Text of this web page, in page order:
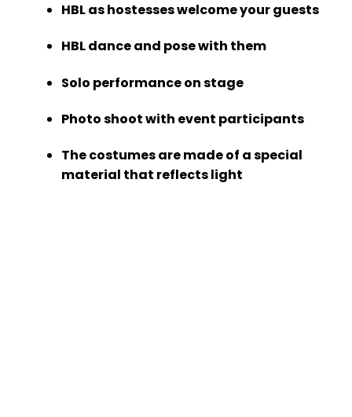
HBL as hostesses welcome your guests
HBL dance and pose with them
Solo performance on stage
Photo shoot with event participants
The costumes are made of a special
material that reflects light